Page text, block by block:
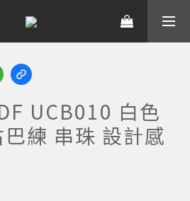
UCB010 白色
練 串珠 設計感